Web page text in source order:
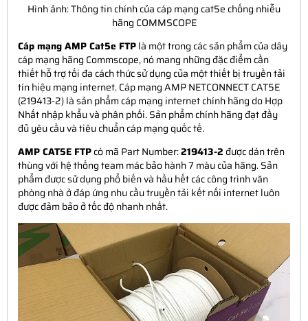
Hình ảnh: Thông tin chính của cáp mạng cat5e chống nhiễu
hãng COMMSCOPE
Cáp mạng AMP Cat5e FTPlà một trong các sản phẩm của dây
cáp mạng hãng Commscope, nó mang những đặc điểm cần
thiết hỗ trợ tối đa cách thức sử dụng của một thiết bị truyền tải
tín hiệu mạng internet. Cáp mạng AMP NETCONNECT CAT5E
(219413-2) là sản phẩm cáp mạng internet chính hãng do Hợp
Nhất nhập khẩu và phân phối. Sản phẩm chính hãng đạt đầy
đủ yêu cầu và tiêu chuẩn cáp mạng quốc tế.
AMP CAT5E FTPcó mã Part Number:219413-2 được dán trên
thùng với hệ thống team mác bảo hành 7 màu của hãng. Sản
phẩm được sử dụng phổ biến và hầu hết các công trình văn
phòng nhà ở đáp ứng nhu cầu truyền tải kết nối internet luôn
được đảm bảo ở tốc độ nhanh nhất.